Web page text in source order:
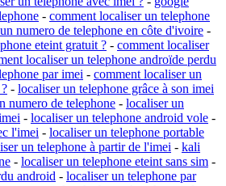
- comment localiser un telephone
numero de telephone en côte d'ivoire -
eteint gratuit ? - comment localiser
localiser un telephone androïde perdu
par imei - comment localiser un
- localiser un telephone grâce à son imei
numero de telephone - localiser un
- localiser un telephone android vole -
l'imei - localiser un telephone portable
un telephone à partir de l'imei - kali
- localiser un telephone eteint sans sim -
android - localiser un telephone par